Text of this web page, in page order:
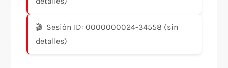
Sesión ID: 0000000024-34558 (sin
detalles)